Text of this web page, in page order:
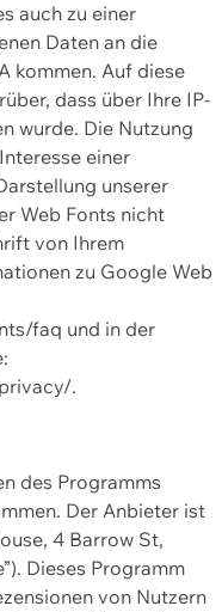
auch zu einer
Daten an die
kommen. Auf diese
dass über Ihre IP-
wurde. Die Nutzung
einer
unserer
Web Fonts nicht
von Ihrem
zu Google Web
faq und in der
.
des Programms
Der Anbieter ist
4 Barrow St,
Dieses Programm
von Nutzern